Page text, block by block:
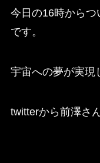
今日の16時から
です。
宇宙への夢が実現
twitterから前澤さ